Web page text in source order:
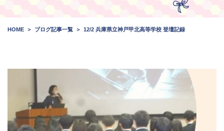
HOME ブログ記事一覧 12/2 兵庫県立神戸甲北高等学校 登壇記録